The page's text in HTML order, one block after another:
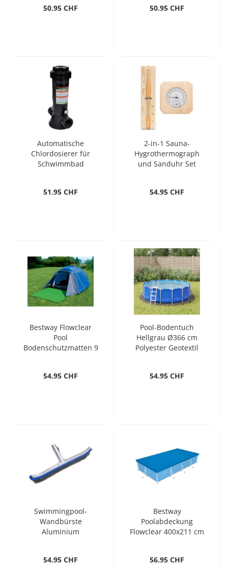
50.95 CHF 50.95 CHF
Automatische
Chlordosierer für
Schwimmbad
51.95 CHF
2-in-1 Sauna-
Hygrothermograph
und Sanduhr Set
54.95 CHF
Bestway Flowclear
Pool
Bodenschutzmatten 9
54.95 CHF
Pool-Bodentuch
Hellgrau Ø366 cm
Polyester Geotextil
54.95 CHF
Swimmingpool-
Wandbürste
Aluminium
54.95 CHF
Bestway
Poolabdeckung
Flowclear 400x211 cm
56.95 CHF